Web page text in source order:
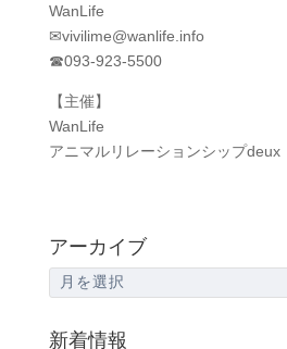
WanLife
✉︎vivilime@wanlife.info
☎︎093-923-5500
【主催】
WanLife
アニマルリレーションシップdeux
アーカイブ
ー
カ
新着情報